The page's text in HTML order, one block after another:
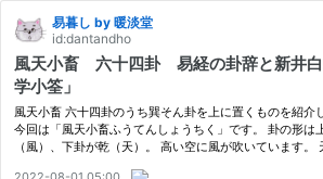
易暮し by 暖淡堂
id:dantandho
風天小畜 六十四卦 易経の卦辞と新井
学小筌」
風天小畜 六十四卦のうち巽そん卦を上に置くものを紹介
今回は「風天小畜ふうてんしょうちく」です。 卦の形は
（風）、下卦が乾（天）。 高い空に風が吹いています。